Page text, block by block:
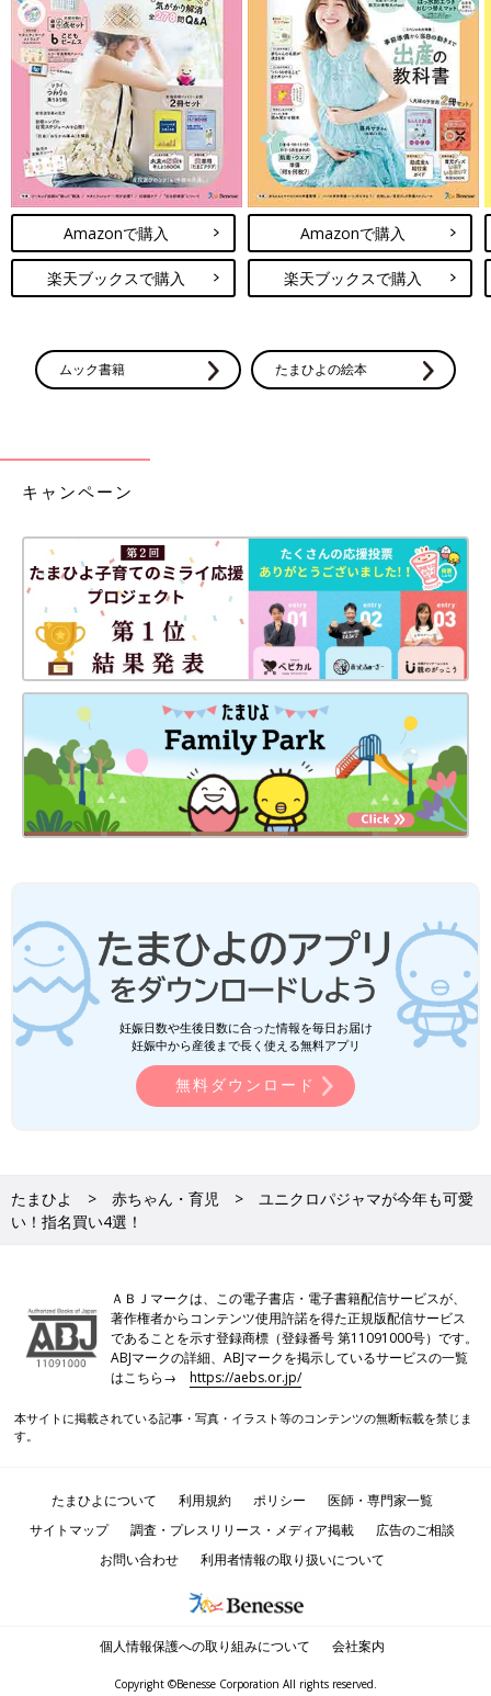
Amazonで購入
楽天ブックスで購入
Amazonで購入
楽天ブックスで購入
ムック書籍 たまひよの絵本
キャンペーン
妊娠日数や生後日数に合った情報を毎日お届け
妊娠中から産後まで長く使える無料アプリ
無料ダウンロード
たまひよ 赤ちゃん・育児
ユニクロパジャマが今年も可愛
い！指名買い4選！
ＡＢＪマークは、この電子書店・電子書籍配信サービスが、
著作権者からコンテンツ使用許諾を得た正規版配信サービス
であることを示す登録商標（登録番号 第11091000号）です。
ABJマークの詳細、ABJマークを掲示しているサービスの一覧
はこちら→https://aebs.or.jp/
本サイトに掲載されている記事・写真・イラスト等のコンテンツの無断転載を禁じま
す。
たまひよについて 利用規約 ポリシー
医師・専門家一覧
サイトマップ
調査・プレスリリース・メディア掲載
広告のご相談
お問い合わせ
利用者情報の取り扱いについて
個人情報保護への取り組みについて 会社案内
Copyright ©Benesse Corporation All rights reserved.